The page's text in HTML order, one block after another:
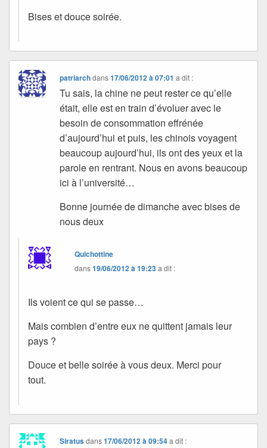
Bises et douce soirée.
patriarchdans17/06/2012 à 07:01 a dit :
Tu sais, la chine ne peut rester ce qu’elle
était, elle est en train d’évoluer avec le
besoin de consommation effrénée
d’aujourd’hui et puis, les chinois voyagent
beaucoup aujourd’hui, ils ont des yeux et la
parole en rentrant. Nous en avons beaucoup
ici à l’université…
Bonne journée de dimanche avec bises de
nous deux
Quichottine
dans19/06/2012 à 19:23a dit :
Ils voient ce qui se passe…
Mais combien d’entre eux ne quittent jamais leur
pays ?
Douce et belle soirée à vous deux. Merci pour
tout.
Siratusdans17/06/2012 à 09:54 a dit :